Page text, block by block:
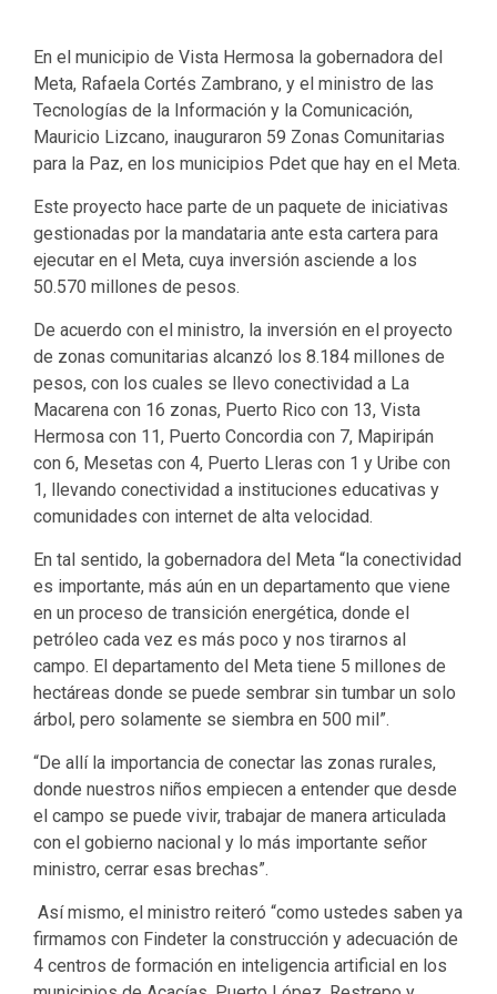
En el municipio de Vista Hermosa la gobernadora del
Meta, Rafaela Cortés Zambrano, y el ministro de las
Tecnologías de la Información y la Comunicación,
Mauricio Lizcano, inauguraron 59 Zonas Comunitarias
para la Paz, en los municipios Pdet que hay en el Meta.
Este proyecto hace parte de un paquete de iniciativas
gestionadas por la mandataria ante esta cartera para
ejecutar en el Meta, cuya inversión asciende a los
50.570 millones de pesos.
De acuerdo con el ministro, la inversión en el proyecto
de zonas comunitarias alcanzó los 8.184 millones de
pesos, con los cuales se llevo conectividad a La
Macarena con 16 zonas, Puerto Rico con 13, Vista
Hermosa con 11, Puerto Concordia con 7, Mapiripán
con 6, Mesetas con 4, Puerto Lleras con 1 y Uribe con
1, llevando conectividad a instituciones educativas y
comunidades con internet de alta velocidad.
En tal sentido, la gobernadora del Meta “la conectividad
es importante, más aún en un departamento que viene
en un proceso de transición energética, donde el
petróleo cada vez es más poco y nos tirarnos al
campo. El departamento del Meta tiene 5 millones de
hectáreas donde se puede sembrar sin tumbar un solo
árbol, pero solamente se siembra en 500 mil”.
“De allí la importancia de conectar las zonas rurales,
donde nuestros niños empiecen a entender que desde
el campo se puede vivir, trabajar de manera articulada
con el gobierno nacional y lo más importante señor
ministro, cerrar esas brechas”.
Así mismo, el ministro reiteró “como ustedes saben ya
firmamos con Findeter la construcción y adecuación de
4 centros de formación en inteligencia artificial en los